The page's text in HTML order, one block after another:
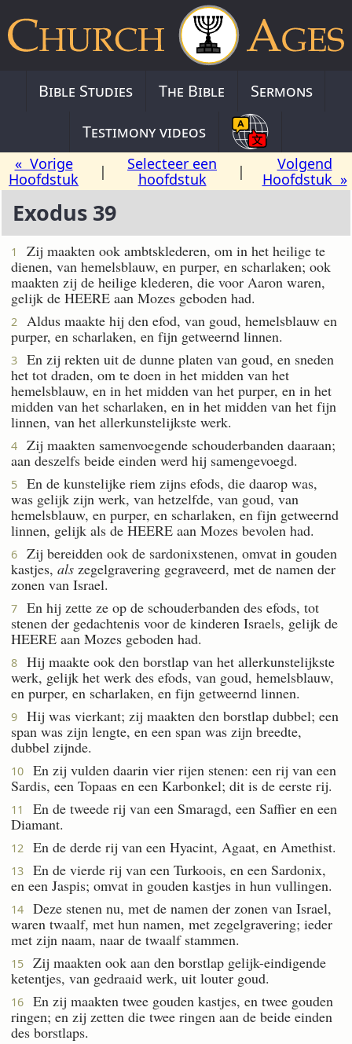
Bible Studies The Bible
Sermons
Testimony videos
« Vorige
Hoofdstuk
|
Selecteer een
hoofdstuk
|
Volgend
Hoofdstuk »
Exodus 39
1
Zij maakten ook ambtsklederen, om in het heilige te
dienen, van hemelsblauw, en purper, en scharlaken; ook
maakten zij de heilige klederen, die voor Aaron waren,
gelijk de HEERE aan Mozes geboden had.
2
Aldus maakte hij den efod, van goud, hemelsblauw en
purper, en scharlaken, en fijn getweernd linnen.
3
En zij rekten uit de dunne platen van goud, en sneden
het tot draden, om te doen in het midden van het
hemelsblauw, en in het midden van het purper, en in het
midden van het scharlaken, en in het midden van het fijn
linnen, van het allerkunstelijkste werk.
4
Zij maakten samenvoegende schouderbanden daaraan;
aan deszelfs beide einden werd hij samengevoegd.
5
En de kunstelijke riem zijns efods, die daarop was,
was gelijk zijn werk, van hetzelfde, van goud, van
hemelsblauw, en purper, en scharlaken, en fijn getweernd
linnen, gelijk als de HEERE aan Mozes bevolen had.
6
Zij bereidden ook de sardonixstenen, omvat in gouden
kastjes, als zegelgravering gegraveerd, met de namen der
zonen van Israel.
7
En hij zette ze op de schouderbanden des efods, tot
stenen der gedachtenis voor de kinderen Israels, gelijk de
HEERE aan Mozes geboden had.
8
Hij maakte ook den borstlap van het allerkunstelijkste
werk, gelijk het werk des efods, van goud, hemelsblauw,
en purper, en scharlaken, en fijn getweernd linnen.
9
Hij was vierkant; zij maakten den borstlap dubbel; een
span was zijn lengte, en een span was zijn breedte,
dubbel zijnde.
10
En zij vulden daarin vier rijen stenen: een rij van een
Sardis, een Topaas en een Karbonkel; dit is de eerste rij.
11
En de tweede rij van een Smaragd, een Saffier en een
Diamant.
12 En de derde rij van een Hyacint, Agaat, en Amethist.
13
En de vierde rij van een Turkoois, en een Sardonix,
en een Jaspis; omvat in gouden kastjes in hun vullingen.
14
Deze stenen nu, met de namen der zonen van Israel,
waren twaalf, met hun namen, met zegelgravering; ieder
met zijn naam, naar de twaalf stammen.
15
Zij maakten ook aan den borstlap gelijk-eindigende
ketentjes, van gedraaid werk, uit louter goud.
16
En zij maakten twee gouden kastjes, en twee gouden
ringen; en zij zetten die twee ringen aan de beide einden
des borstlaps.